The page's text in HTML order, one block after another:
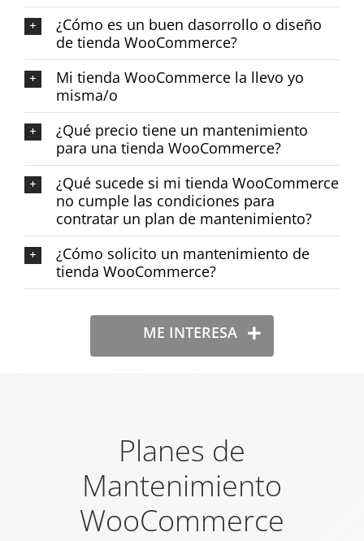
¿Cómo es un buen dasorrollo o diseño
de tienda WooCommerce?
Mi tienda WooCommerce la llevo yo
misma/o
¿Qué precio tiene un mantenimiento
para una tienda WooCommerce?
¿Qué sucede si mi tienda WooCommerce
no cumple las condiciones para
contratar un plan de mantenimiento?
¿Cómo solicito un mantenimiento de
tienda WooCommerce?
ME INTERESA
Planes de
Mantenimiento
WooCommerce